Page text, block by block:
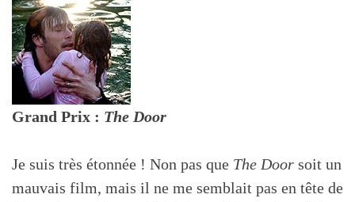
Grand Prix : The Door
Je suis très étonnée ! Non pas que The Door soit un
mauvais film, mais il ne me semblait pas en tête de